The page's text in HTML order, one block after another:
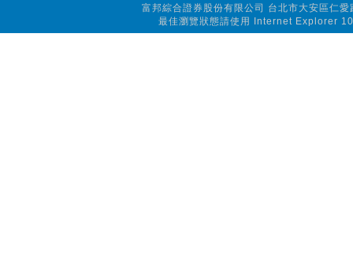
富邦綜合證券股份有限公司 台北市大安區仁
最佳瀏覽狀態請使用 Internet Explorer